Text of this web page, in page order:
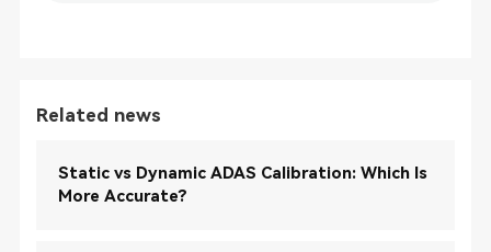
Related news
Static vs Dynamic ADAS Calibration: Which Is
More Accurate?